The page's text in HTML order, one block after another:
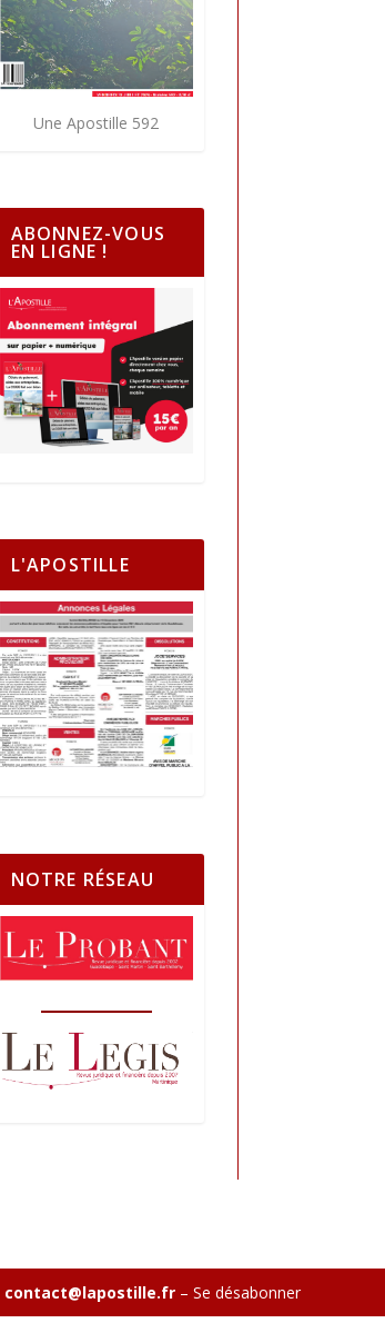
Une Apostille 592
ABONNEZ-VOUS
EN LIGNE !
L'APOSTILLE
NOTRE RÉSEAU
contact@lapostille.fr– Se désabonner